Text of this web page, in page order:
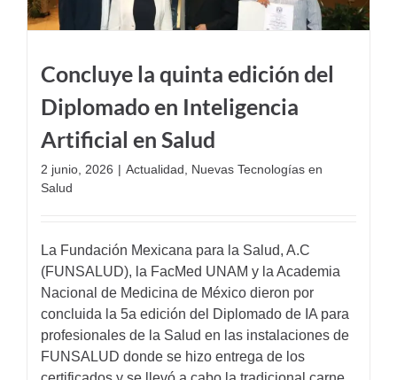
Concluye la quinta edición del
Diplomado en Inteligencia
Artificial en Salud
2 junio, 2026 | Actualidad
Nuevas Tecnologías en
Salud
La Fundación Mexicana para la Salud, A.C
(FUNSALUD), la FacMed UNAM y la Academia
Nacional de Medicina de México dieron por
concluida la 5a edición del Diplomado de IA para
profesionales de la Salud en las instalaciones de
FUNSALUD donde se hizo entrega de los